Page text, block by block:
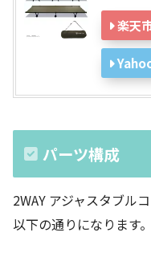
楽天
パーツ構成
2WAY アジャスタブル
以下の通りになります。